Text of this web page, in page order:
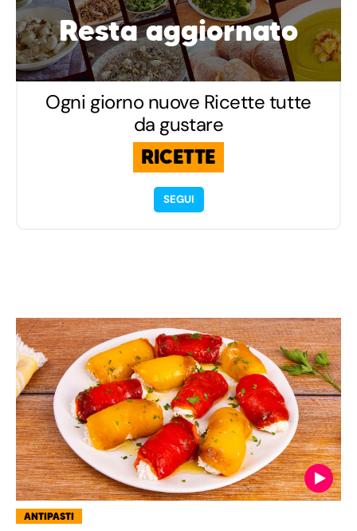
Resta aggiornato
Ogni giorno nuove Ricette tutte
da gustare
RICETTE
SEGUI
ANTIPASTI